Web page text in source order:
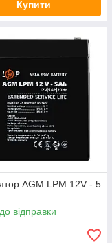
Купити
AGM LPM 12V - 5
відправки